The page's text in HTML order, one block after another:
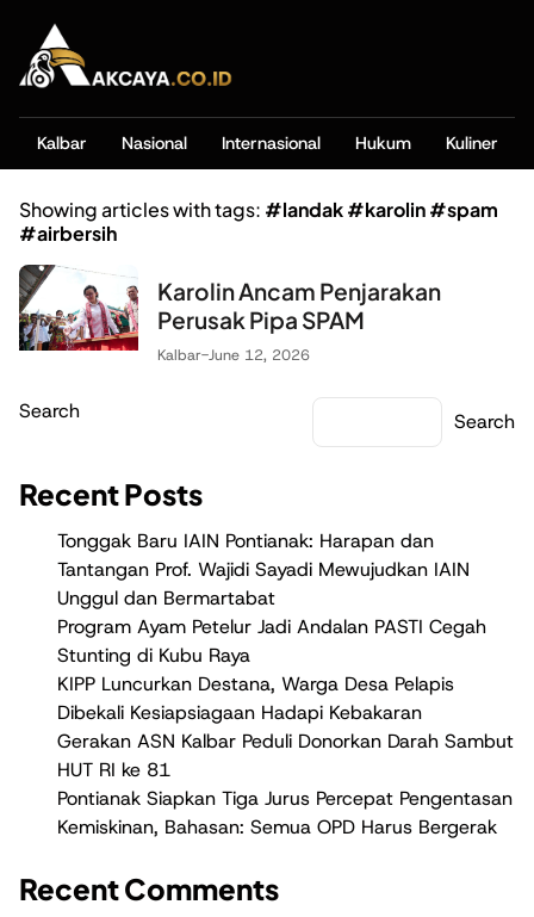
Kalbar Nasional Internasional Hukum Kuliner
Showing articles with tags: #landak #karolin #spam
#airbersih
Karolin Ancam Penjarakan
Perusak Pipa SPAM
Kalbar-June 12, 2026
Search Search
Recent Posts
Tonggak Baru IAIN Pontianak: Harapan dan
Tantangan Prof. Wajidi Sayadi Mewujudkan IAIN
Unggul dan Bermartabat
Program Ayam Petelur Jadi Andalan PASTI Cegah
Stunting di Kubu Raya
KIPP Luncurkan Destana, Warga Desa Pelapis
Dibekali Kesiapsiagaan Hadapi Kebakaran
Gerakan ASN Kalbar Peduli Donorkan Darah Sambut
HUT RI ke 81
Pontianak Siapkan Tiga Jurus Percepat Pengentasan
Kemiskinan, Bahasan: Semua OPD Harus Bergerak
Recent Comments